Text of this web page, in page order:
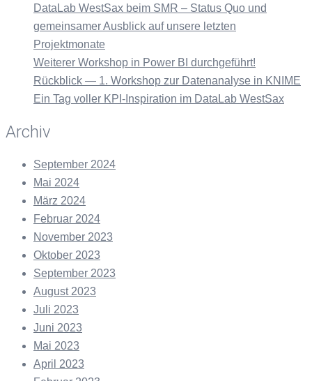
DataLab WestSax beim SMR – Status Quo und
gemeinsamer Ausblick auf unsere letzten
Projektmonate
Weiterer Workshop in Power BI durchgeführt!
Rückblick — 1. Workshop zur Datenanalyse in KNIME
Ein Tag voller KPI-Inspiration im DataLab WestSax
Archiv
September 2024
Mai 2024
März 2024
Februar 2024
November 2023
Oktober 2023
September 2023
August 2023
Juli 2023
Juni 2023
Mai 2023
April 2023